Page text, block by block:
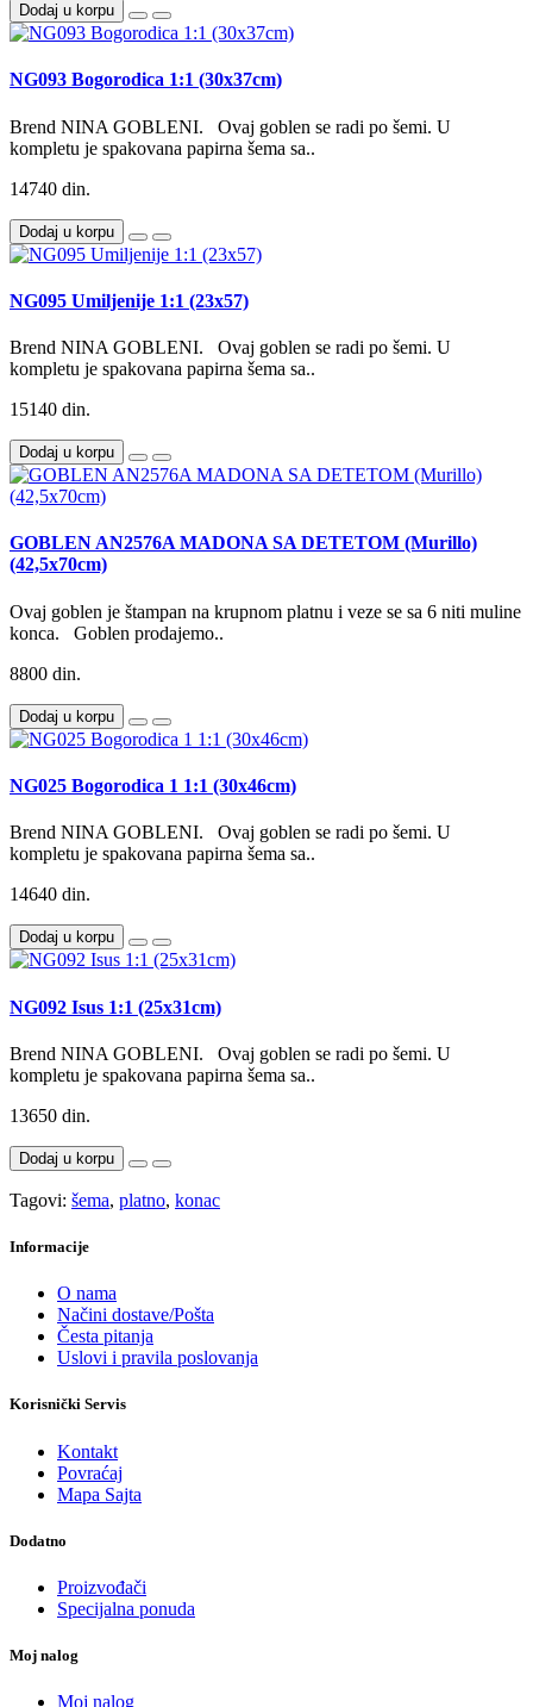
Dodaj u korpu
NG093 Bogorodica 1:1 (30x37cm)
Brend NINA GOBLENI. Ovaj goblen se radi po šemi. U
kompletu je spakovana papirna šema sa..
14740 din.
Dodaj u korpu
NG095 Umiljenije 1:1 (23x57)
Brend NINA GOBLENI. Ovaj goblen se radi po šemi. U
kompletu je spakovana papirna šema sa..
15140 din.
Dodaj u korpu
GOBLEN AN2576A MADONA SA DETETOM (Murillo)
(42,5x70cm)
Ovaj goblen je štampan na krupnom platnu i veze se sa 6 niti muline
konca. Goblen prodajemo..
8800 din.
Dodaj u korpu
NG025 Bogorodica 1 1:1 (30x46cm)
Brend NINA GOBLENI. Ovaj goblen se radi po šemi. U
kompletu je spakovana papirna šema sa..
14640 din.
Dodaj u korpu
NG092 Isus 1:1 (25x31cm)
Brend NINA GOBLENI. Ovaj goblen se radi po šemi. U
kompletu je spakovana papirna šema sa..
13650 din.
Dodaj u korpu
Tagovi: šema, platno, konac
Informacije
O nama
Načini dostave/Pošta
Česta pitanja
Uslovi i pravila poslovanja
Korisnički Servis
Kontakt
Povraćaj
Mapa Sajta
Dodatno
Proizvođači
Specijalna ponuda
Moj nalog
Moj nalog